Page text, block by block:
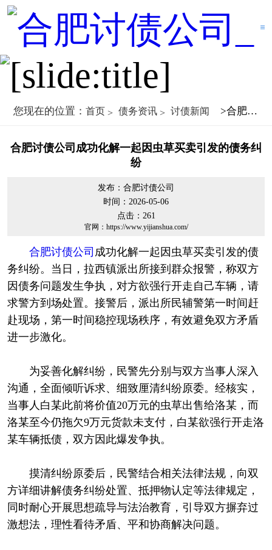
您现在的位置： 首页 债务资讯 讨债新闻 >合肥讨债公司成功化解一起因虫草买卖引发的债务纠纷
合肥讨债公司成功化解一起因虫草买卖引发的债务纠
纷
发布：合肥讨债公司
时间：2026-05-06
点击： 261
官网：https://www.yijianshua.com/
合肥讨债公司 成功化解一起因虫草买卖引发的债
务纠纷。当日，拉西镇派出所接到群众报警，称双方
因债务问题发生争执，对方欲强行开走自己车辆，请
求警方到场处置。接警后，派出所民辅警第一时间赶
赴现场，第一时间稳控现场秩序，有效避免双方矛盾
进一步激化。
为妥善化解纠纷，民警先分别与双方当事人深入
沟通，全面倾听诉求、细致厘清纠纷原委。经核实，
当事人白某此前将价值20万元的虫草出售给洛某，而
洛某至今仍拖欠9万元货款未支付，白某欲强行开走洛
某车辆抵债，双方因此爆发争执。
摸清纠纷原委后，民警结合相关法律法规，向双
方详细讲解债务纠纷处置、抵押物认定等法律规定，
同时耐心开展思想疏导与法治教育，引导双方摒弃过
激想法，理性看待矛盾、平和协商解决问题。